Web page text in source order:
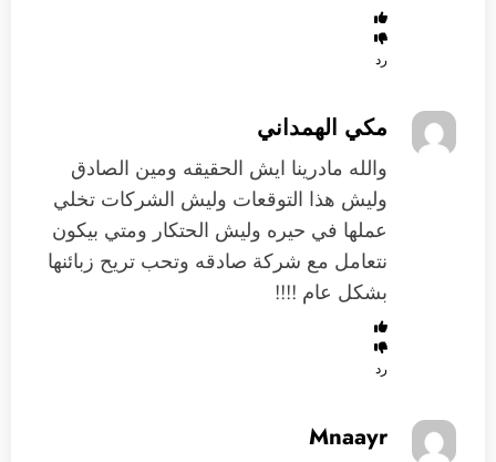
رد
مكي الهمداني
والله مادرينا ايش الحقيقه ومين الصادق
وليش هذا التوقعات وليش الشركات تخلي
عملها في حيره وليش الحتكار ومتي بيكون
نتعامل مع شركة صادقه وتحب تريح زبائنها
بشكل عام !!!!
رد
Mnaayr